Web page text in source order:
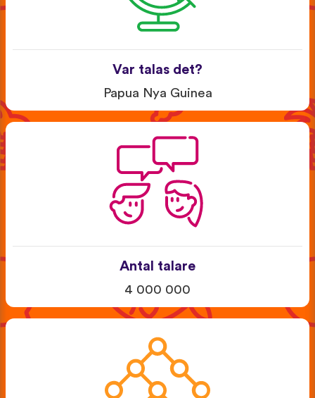
Var talas det?
Papua Nya Guinea
Antal talare
4 000 000